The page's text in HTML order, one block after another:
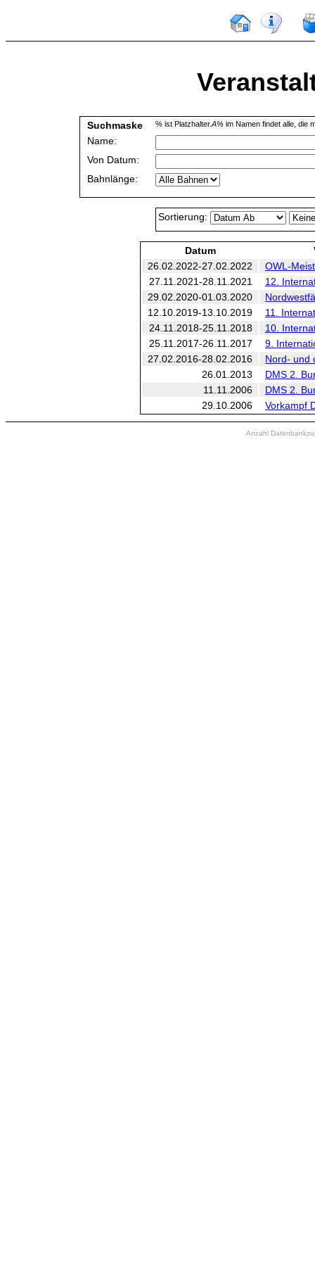
Suchmaske % ist Platzhalter.A% im Namen findet alle, die
Name:
Von Datum:
Bahnlänge:
Sortierung:
Datum
26.02.2022-27.02.2022
OWL-
27.11.2021-28.11.2021
12.
29.02.2020-01.03.2020
12.10.2019-13.10.2019
11.
24.11.2018-25.11.2018
10.
25.11.2017-26.11.2017
9.
27.02.2016-28.02.2016
Nord- und
26.01.2013
DMS 2.
11.11.2006
DMS 2.
29.10.2006
Vorkampf
Anzahl